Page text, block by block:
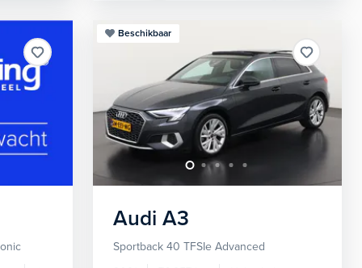
Beschikbaar
Audi A3
Sportback 40 TFSIe Advanced